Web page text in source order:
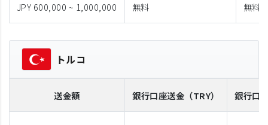
JPY 600,000 ~ 1,000,000 無料 無料
トルコ
送金額 銀行口座送金 （TRY） 銀行口